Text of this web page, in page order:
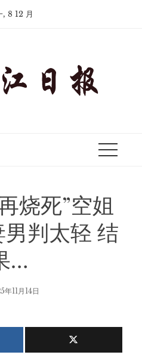
, 8 12 月
烧死”空姐
判太轻 结
…
年11月14日